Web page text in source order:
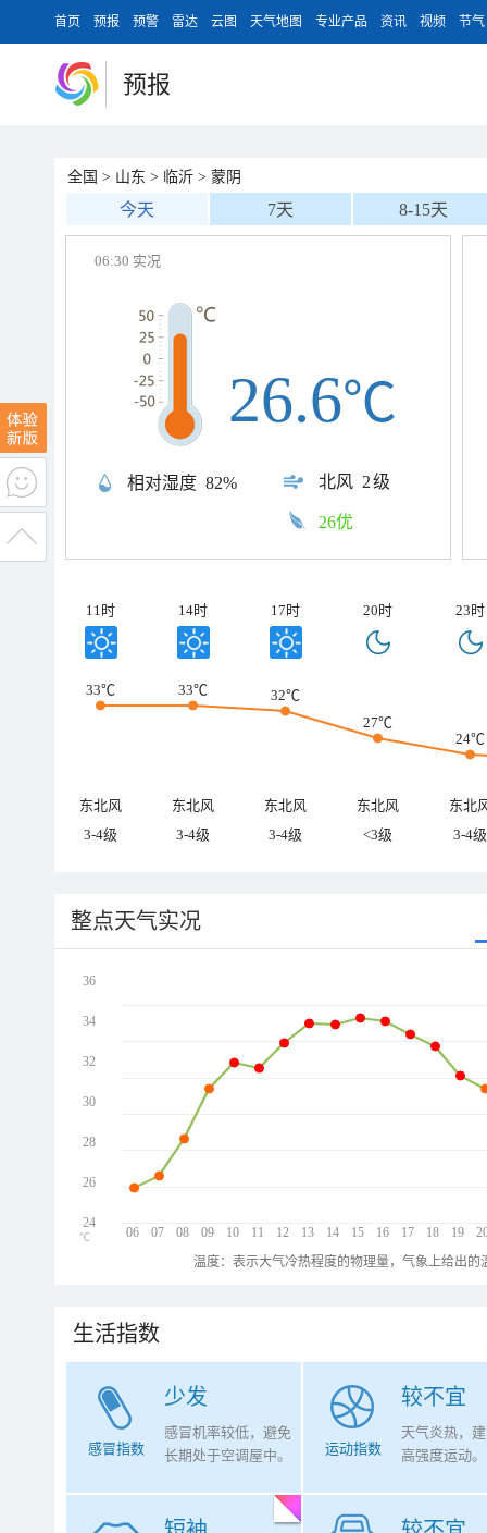
首页 预报 预警 雷达 云图 天气地图 专业产品 资讯 视频 节气
预报
全国 > 山东 > 临沂 > 蒙阴
今天 7天 8-15天
06:30 实况
相对湿度 82% 北风 2级
26.6℃
26优
11时 14时 17时 20时 23时
33℃ 33℃
32℃
27℃
24℃
东北风 东北风 东北风 东北风
东北
3-4级
3-4级 3-4级 <3级 3-4级
整点天气实况
06 07 08 09 10 11 12 13 14 15 16 17 18 19
36
34
32
30
28
26
24
℃
温度：表示大气冷热程度的物理量，气象上给出
生活指数
少发
感冒指数
感冒机率较低，避免
长期处于空调屋中。
较不宜
运动指数
天气炎热，
高强度运动。